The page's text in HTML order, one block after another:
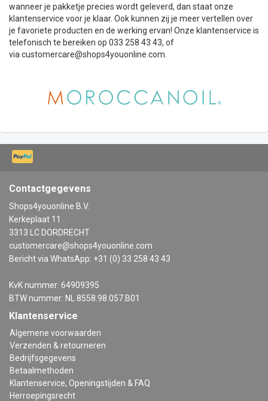
wanneer je pakketje precies wordt geleverd, dan staat onze
klantenservice voor je klaar. Ook kunnen zij je meer vertellen over
je favoriete producten en de werking ervan! Onze klantenservice is
telefonisch te bereiken op 033 258 43 43, of
via customercare@shops4youonline.com
Contactgegevens
Shops4youonline B.V.
Kerkeplaat 11
3313 LC DORDRECHT
customercare@shops4youonline.com
Bericht via WhatsApp: +31 (0) 33 258 43 43
KvK nummer: 64909395
BTW nummer: NL 8558.98.057.B01
Klantenservice
Algemene voorwaarden
Verzenden & retourneren
Bedrijfsgegevens
Betaalmethoden
Klantenservice, Openingstijden & FAQ
Herroepingsrecht